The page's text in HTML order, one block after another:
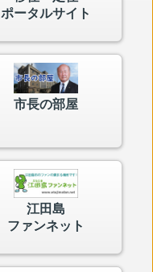
ポータルサイト
市長の部屋
江田島
ファンネット